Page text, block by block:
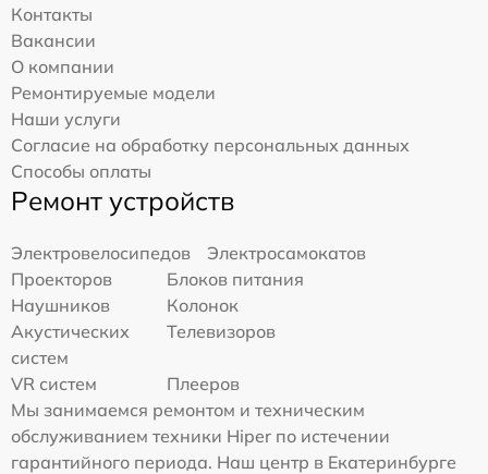
Контакты
Вакансии
О компании
Ремонтируемые модели
Наши услуги
Согласие на обработку персональных данных
Способы оплаты
Ремонт устройств
Электровелосипедов
Электросамокатов
Проекторов
Блоков питания
Наушников
Колонок
Акустических
систем
Телевизоров
VR систем
Плееров
Мы занимаемся ремонтом и техническим
обслуживанием техники Hiper по истечении
гарантийного периода. Наш центр в Екатеринбурге